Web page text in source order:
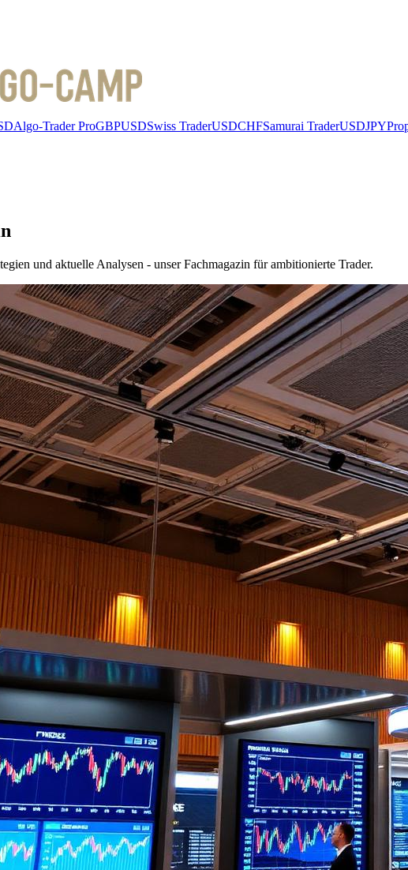
Algo-Trader ProGBPUSDSwiss TraderUSDCHFSamurai TraderUSDJPY
und aktuelle Analysen - unser Fachmagazin für ambitionierte Trader.